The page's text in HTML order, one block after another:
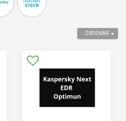
ORDENAR